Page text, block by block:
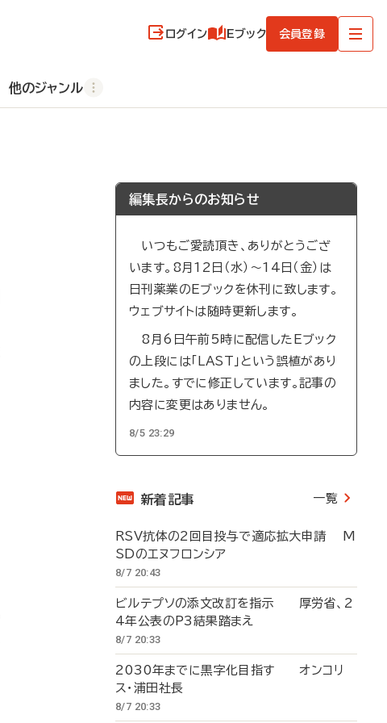
ログイン Eブック 会員登録
他のジャンル
編集長からのお知らせ
いつもご愛読頂き、ありがとうござ
います。8月12日（水）～14日（金）は
日刊薬業のEブックを休刊に致します。
ウェブサイトは随時更新します。
8月6日午前5時に配信したEブック
の上段には「LAST」という誤植があり
ました。すでに修正しています。記事の
内容に変更はありません。
8/5 23:29
新着記事 一覧
RSV抗体の2回目投与で適応拡大申請 M
SDのエヌフロンシア
8/7 20:43
ビルテプソの添文改訂を指示 厚労省、2
4年公表のP3結果踏まえ
8/7 20:33
2030年までに黒字化目指す オンコリ
ス・浦田社長
8/7 20:33